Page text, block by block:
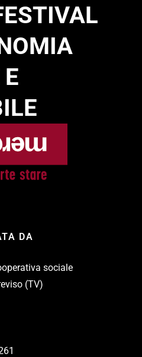
DA
sociale
(TV)